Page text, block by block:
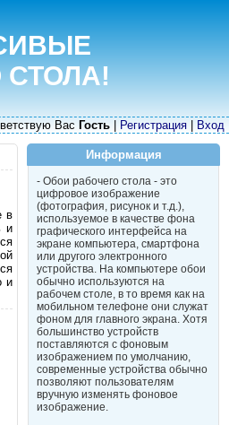
СТОЛА!
Вас Гость Регистрация Вход
в
и
и
Информация
- Обои рабочего стола - это
цифровое изображение
(фотография, рисунок и т.д.),
используемое в качестве фона
графического интерфейса на
экране компьютера, смартфона
или другого электронного
устройства. На компьютере обои
обычно используются на
рабочем столе, в то время как на
мобильном телефоне они служат
фоном для главного экрана. Хотя
большинство устройств
поставляются с фоновым
изображением по умолчанию,
современные устройства обычно
позволяют пользователям
вручную изменять фоновое
изображение.